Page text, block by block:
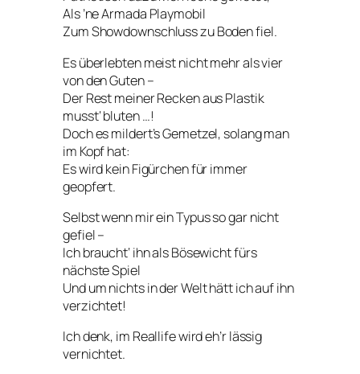
Als ’ne Armada Playmobil
Zum Showdownschluss zu Boden fiel.
Es überlebten meist nicht mehr als vier
von den Guten –
Der Rest meiner Recken aus Plastik
musst‘ bluten …!
Doch es mildert’s Gemetzel, solang man
im Kopf hat:
Es wird kein Figürchen für immer
geopfert.
Selbst wenn mir ein Typus so gar nicht
gefiel –
Ich braucht‘ ihn als Bösewicht fürs
nächste Spiel
Und um nichts in der Welt hätt ich auf ihn
verzichtet!
Ich denk, im Reallife wird eh’r lässig
vernichtet.